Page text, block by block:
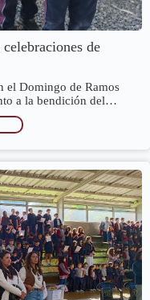
de
el Domingo de Ramos
a la bendición del…